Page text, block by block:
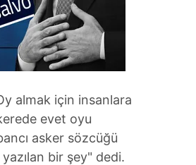
almak için insanlara
evet oyu
asker sözcüğü
bir şey" dedi.